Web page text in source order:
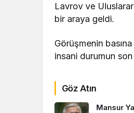
Lavrov ve
bir araya geldi.
Görüşmenin
insani durumun
Göz Atın
Mansur